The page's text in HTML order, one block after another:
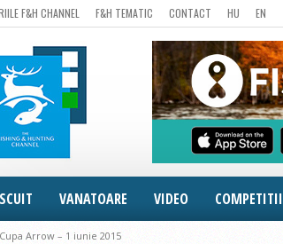
F&H CHANNEL F&H TEMATIC CONTACT HU EN
VANATOARE VIDEO COMPETITII
Cupa Arrow – 1 iunie 2015